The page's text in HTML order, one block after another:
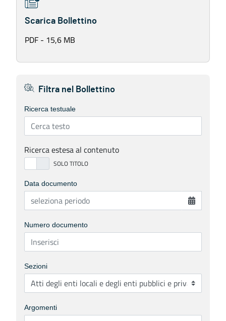
Scarica Bollettino
PDF - 15,6 MB
Filtra nel Bollettino
Ricerca testuale
Ricerca estesa al contenuto
Data documento
Numero documento
Sezioni
Argomenti